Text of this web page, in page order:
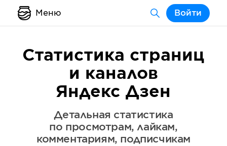
Меню Войти
Статистика страниц
и каналов
Яндекс Дзен
Детальная статистика
по просмотрам, лайкам,
комментариям, подписчикам